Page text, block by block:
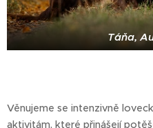
Táňa,
Věnujeme se intenzivně
aktivitám, které přinášejí